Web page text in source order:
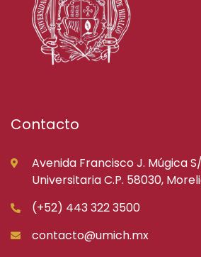
Contacto
Avenida Francisco J. Múgica
Universitaria C.P. 58030,
(+52) 443 322 3500
contacto@umich.mx